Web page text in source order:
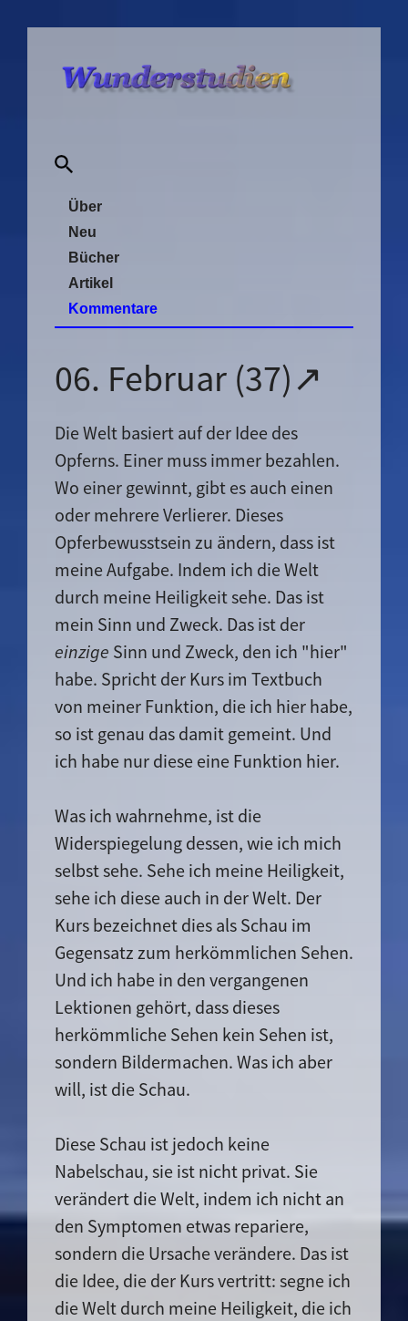
Über
Neu
Bücher
Artikel
Kommentare
06. Februar (37)↗
Die Welt basiert auf der Idee des
Opferns. Einer muss immer bezahlen.
Wo einer gewinnt, gibt es auch einen
oder mehrere Verlierer. Dieses
Opferbewusstsein zu ändern, dass ist
meine Aufgabe. Indem ich die Welt
durch meine Heiligkeit sehe. Das ist
mein Sinn und Zweck. Das ist der
einzige Sinn und Zweck, den ich "hier"
habe. Spricht der Kurs im Textbuch
von meiner Funktion, die ich hier habe,
so ist genau das damit gemeint. Und
ich habe nur diese eine Funktion hier.
Was ich wahrnehme, ist die
Widerspiegelung dessen, wie ich mich
selbst sehe. Sehe ich meine Heiligkeit,
sehe ich diese auch in der Welt. Der
Kurs bezeichnet dies als Schau im
Gegensatz zum herkömmlichen Sehen.
Und ich habe in den vergangenen
Lektionen gehört, dass dieses
herkömmliche Sehen kein Sehen ist,
sondern Bildermachen. Was ich aber
will, ist die Schau.
Diese Schau ist jedoch keine
Nabelschau, sie ist nicht privat. Sie
verändert die Welt, indem ich nicht an
den Symptomen etwas repariere,
sondern die Ursache verändere. Das ist
die Idee, die der Kurs vertritt: segne ich
die Welt durch meine Heiligkeit, die ich